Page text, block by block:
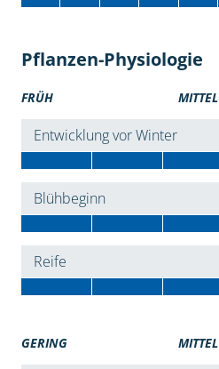
Pflanzen-Physiologie
FRÜH MITTEL
Entwicklung vor Winter
Blühbeginn
Reife
GERING MITTEL